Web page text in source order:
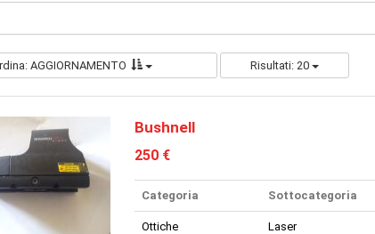
AGGIORNAMENTO Risultati: 20
Bushnell
250 €
Categoria Sottocategoria
Ottiche Laser